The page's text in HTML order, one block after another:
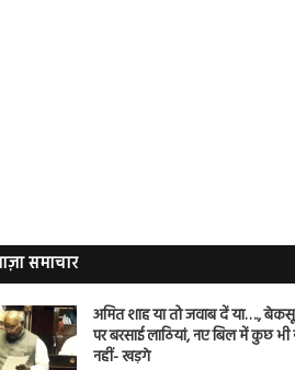
समाचार
अमित शाह या तो जवाब दें या….,
पर बरसाई लाठियां, नए बिल में कुछ भी
नहीं- खड़गे